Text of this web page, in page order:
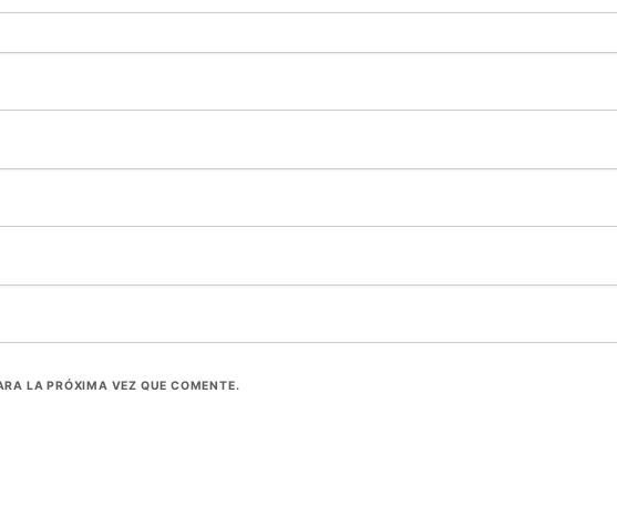
LA PRÓXIMA VEZ QUE COMENTE.